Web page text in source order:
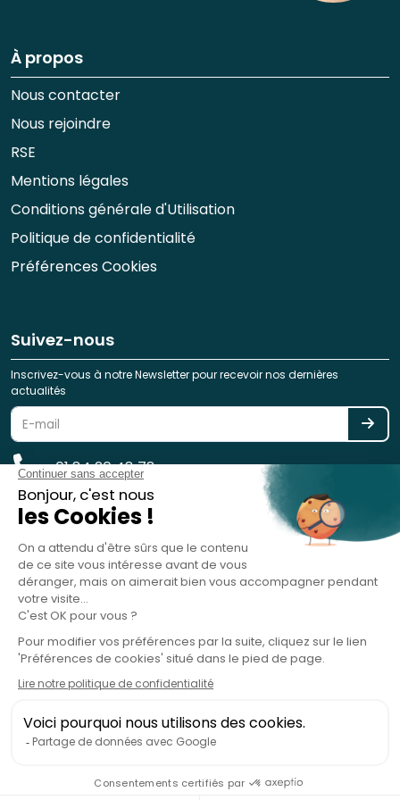
À propos
Nous contacter
Nous rejoindre
RSE
Mentions légales
Conditions générale d'Utilisation
Politique de confidentialité
Préférences Cookies
Suivez-nous
Inscrivez-vous à notre Newsletter pour recevoir nos dernières
actualités
01 84 20 48 78
reservation@spotlag.com
Voyages et de Séjours - ATOUT France - sous le n° IM075220031 -
rue d'Astorg, 75008 Paris, France - RC Professionnelle : HISCOX SA, 38
avenue de l'Opéra, 75002 Paris, France
copyright 2019 - 2026 - Spotlag.com